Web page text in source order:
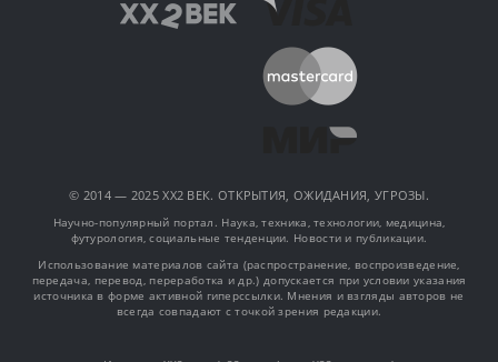
© 2014 — 2025 XX2 ВЕК. ОТКРЫТИЯ, ОЖИДАНИЯ, УГРОЗЫ.
Научно-популярный портал. Наука, техника, технологии, медицина,
футурология, социальные тенденции. Новости и публикации.
Использование материалов сайта (распространение, воспроизведение,
передача, перевод, переработка и др.) допускается при условии указания
источника в форме активной гиперссылки. Мнения и взгляды авторов не
всегда совпадают с точкой зрения редакции.